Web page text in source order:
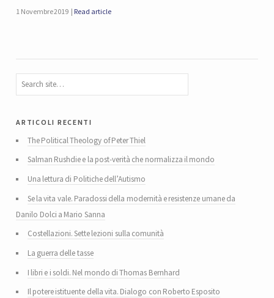
1 Novembre 2019 Read article
articoli recenti
The Political Theology of Peter Thiel
Salman Rushdie e la post-verità che normalizza il mondo
Una lettura di Politiche dell’Autismo
Se la vita vale. Paradossi della modernità e resistenze umane da
Danilo Dolci a Mario Sanna
Costellazioni. Sette lezioni sulla comunità
La guerra delle tasse
I libri e i soldi. Nel mondo di Thomas Bernhard
Il potere istituente della vita. Dialogo con Roberto Esposito